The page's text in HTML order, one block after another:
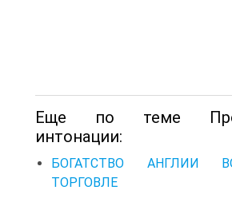
Еще по теме
интонации:
БОГАТСТВО АНГЛИИ
ТОРГОВЛЕ